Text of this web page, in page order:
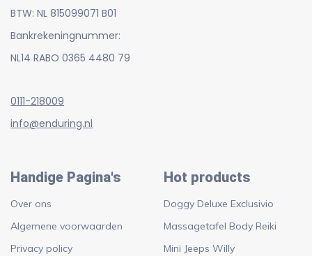
BTW: NL 815099071 B01
Bankrekeningnummer:
NL14 RABO 0365 4480 79
0111-218009
info@enduring.nl
Handige Pagina's
Over ons
Algemene voorwaarden
Privacy policy
Hot products
Doggy Deluxe Exclusivio
Massagetafel Body Reiki
Mini Jeeps Willy